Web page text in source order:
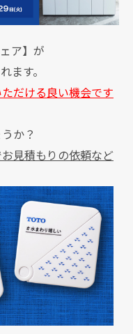
ア】が
ます。
だける良い機会です
か？
見積もりの依頼など